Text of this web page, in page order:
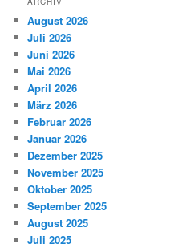
August 2026
Juli 2026
Juni 2026
Mai 2026
April 2026
März 2026
Februar 2026
Januar 2026
Dezember 2025
November 2025
Oktober 2025
September 2025
August 2025
Juli 2025